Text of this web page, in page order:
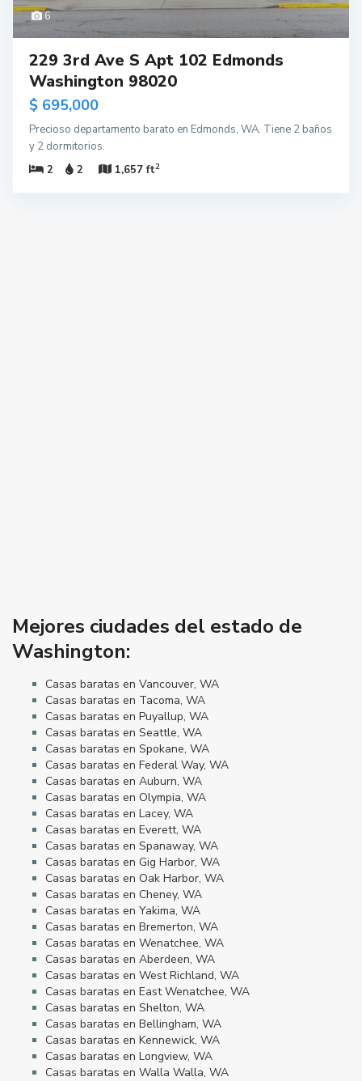
6
229 3rd Ave S Apt 102 Edmonds
Washington 98020
$ 695,000
Precioso departamento barato en Edmonds, WA. Tiene 2 baños
y 2 dormitorios.
2
2 1,657 ft2
Mejores ciudades del estado de
Washington:
Casas baratas en Vancouver, WA
Casas baratas en Tacoma, WA
Casas baratas en Puyallup, WA
Casas baratas en Seattle, WA
Casas baratas en Spokane, WA
Casas baratas en Federal Way, WA
Casas baratas en Auburn, WA
Casas baratas en Olympia, WA
Casas baratas en Lacey, WA
Casas baratas en Everett, WA
Casas baratas en Spanaway, WA
Casas baratas en Gig Harbor, WA
Casas baratas en Oak Harbor, WA
Casas baratas en Cheney, WA
Casas baratas en Yakima, WA
Casas baratas en Bremerton, WA
Casas baratas en Wenatchee, WA
Casas baratas en Aberdeen, WA
Casas baratas en West Richland, WA
Casas baratas en East Wenatchee, WA
Casas baratas en Shelton, WA
Casas baratas en Bellingham, WA
Casas baratas en Kennewick, WA
Casas baratas en Longview, WA
Casas baratas en Walla Walla, WA